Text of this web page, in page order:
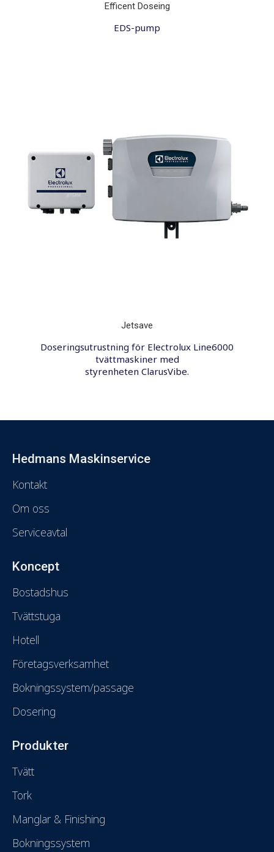
Efficent Doseing
EDS-pump
Jetsave
Doseringsutrustning för Electrolux Line6000
tvättmaskiner med
styrenheten ClarusVibe.
Hedmans Maskinservice
Kontakt
Om oss
Serviceavtal
Koncept
Bostadshus
Tvättstuga
Hotell
Företagsverksamhet
Bokningssystem/passage
Dosering
Produkter
Tvätt
Tork
Manglar & Finishing
Bokningssystem